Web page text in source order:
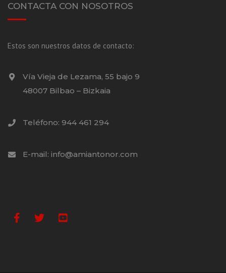
CONTACTA CON NOSOTROS
Estos son nuestros datos de contacto:
Vía Vieja de Lezama, 55 bajo 9
48007 Bilbao – Bizkaia
Teléfono: 944 461 294
E-mail: info@amiantonor.com
Facebook
TwitterYoutube